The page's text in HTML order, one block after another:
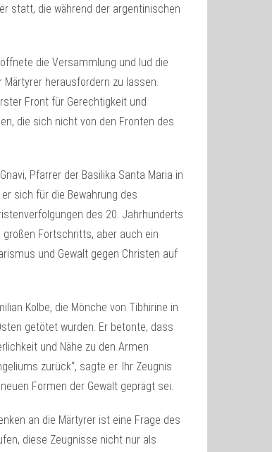
statt, die während der argentinischen
die Versammlung und lud die
herausfordern zu lassen.
Front für Gerechtigkeit und
die sich nicht von den Fronten des
Pfarrer der Basilika Santa Maria in
sich für die Bewahrung des
des 20. Jahrhunderts
Fortschritts, aber auch ein
und Gewalt gegen Christen auf
Kolbe, die Mönche von Tibhirine in
getötet wurden. Er betonte, dass
und Nähe zu den Armen
zurück“, sagte er. Ihr Zeugnis
Formen der Gewalt geprägt sei.
an die Märtyrer ist eine Frage des
diese Zeugnisse nicht nur als